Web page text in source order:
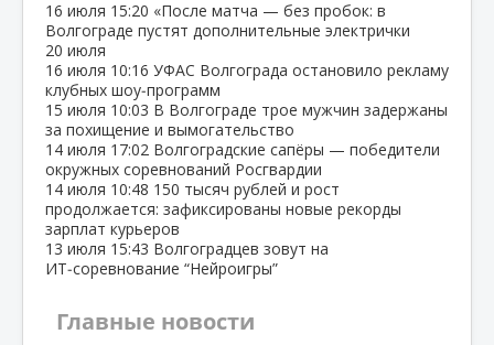
16 июля 15:20 «После матча — без пробок: в
Волгограде пустят дополнительные электрички
20 июля
16 июля 10:16 УФАС Волгограда остановило рекламу
клубных шоу‑программ
15 июля 10:03 В Волгограде трое мужчин задержаны
за похищение и вымогательство
14 июля 17:02 Волгоградские сапёры — победители
окружных соревнований Росгвардии
14 июля 10:48 150 тысяч рублей и рост
продолжается: зафиксированы новые рекорды
зарплат курьеров
13 июля 15:43 Волгоградцев зовут на
ИТ‑соревнование “Нейроигры”
Главные новости